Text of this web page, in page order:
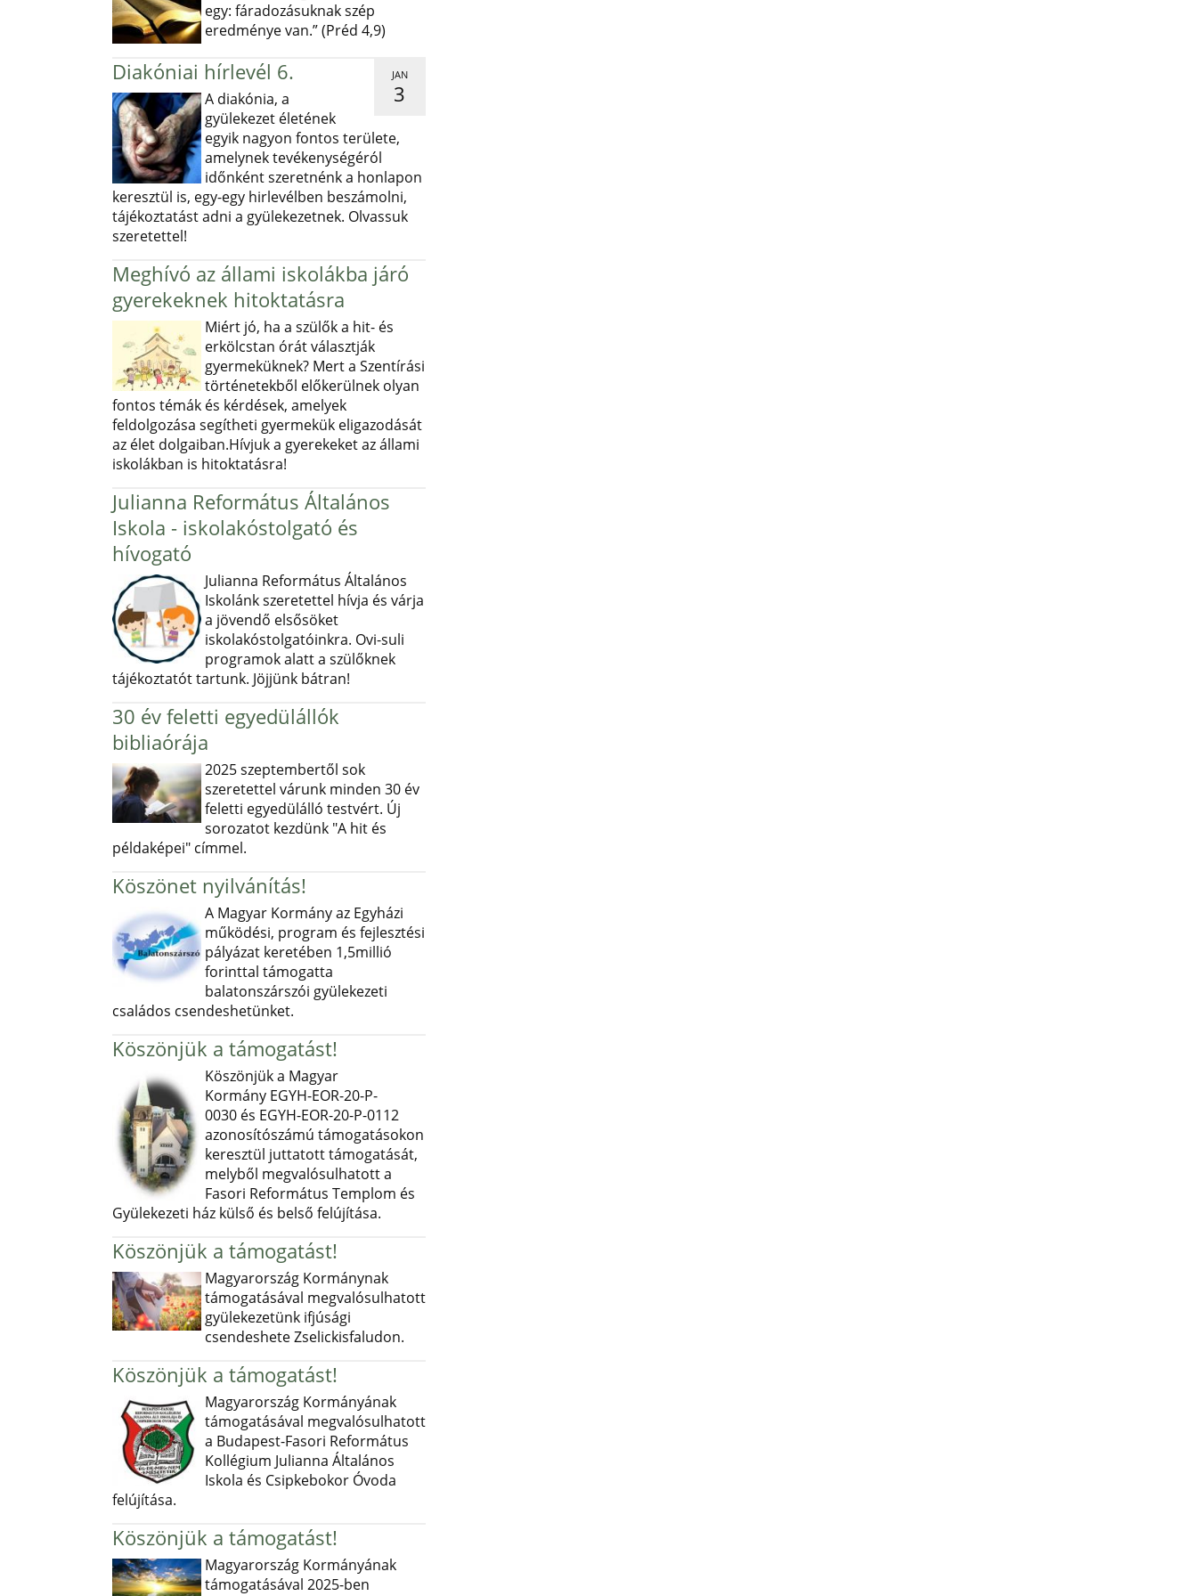
egy: fáradozásuknak szép
eredménye van.” (Préd 4,9)
JAN
3
Diakóniai hírlevél 6.
A diakónia, a
gyülekezet életének
egyik nagyon fontos területe,
amelynek tevékenységéról
időnként szeretnénk a honlapon
keresztül is, egy-egy hirlevélben beszámolni,
tájékoztatást adni a gyülekezetnek. Olvassuk
szeretettel!
Meghívó az állami iskolákba járó
gyerekeknek hitoktatásra
Miért jó, ha a szülők a hit- és
erkölcstan órát választják
gyermeküknek? Mert a Szentírási
történetekből előkerülnek olyan
fontos témák és kérdések, amelyek
feldolgozása segítheti gyermekük eligazodását
az élet dolgaiban.Hívjuk a gyerekeket az állami
iskolákban is hitoktatásra!
Julianna Református Általános
Iskola - iskolakóstolgató és
hívogató
Julianna Református Általános
Iskolánk szeretettel hívja és várja
a jövendő elsősöket
iskolakóstolgatóinkra. Ovi-suli
programok alatt a szülőknek
tájékoztatót tartunk. Jöjjünk bátran!
30 év feletti egyedülállók
bibliaórája
2025 szeptembertől sok
szeretettel várunk minden 30 év
feletti egyedülálló testvért. Új
sorozatot kezdünk "A hit és
példaképei" címmel.
Köszönet nyilvánítás!
A Magyar Kormány az Egyházi
működési, program és fejlesztési
pályázat keretében 1,5millió
forinttal támogatta
balatonszárszói gyülekezeti
családos csendeshetünket.
Köszönjük a támogatást!
Köszönjük a Magyar
Kormány EGYH-EOR-20-P-
0030 és EGYH-EOR-20-P-0112
azonosítószámú támogatásokon
keresztül juttatott támogatását,
melyből megvalósulhatott a
Fasori Református Templom és
Gyülekezeti ház külső és belső felújítása.
Köszönjük a támogatást!
Magyarország Kormánynak
támogatásával megvalósulhatott
gyülekezetünk ifjúsági
csendeshete Zselickisfaludon.
Köszönjük a támogatást!
Magyarország Kormányának
támogatásával megvalósulhatott
a Budapest-Fasori Református
Kollégium Julianna Általános
Iskola és Csipkebokor Óvoda
felújítása.
Köszönjük a támogatást!
Magyarország Kormányának
támogatásával 2025-ben